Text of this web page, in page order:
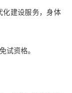
化建设服务，身体
试资格。